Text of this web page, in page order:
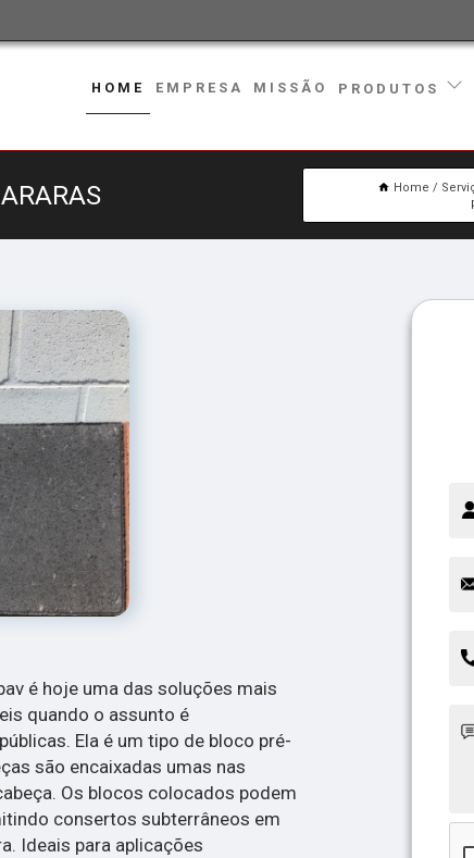
HOME EMPRESA MISSÃO PRODUTOS
Home
é hoje uma das soluções mais
quando o assunto é
Ela é um tipo de bloco pré-
são encaixadas umas nas
Os blocos colocados podem
consertos subterrâneos em
Ideais para aplicações